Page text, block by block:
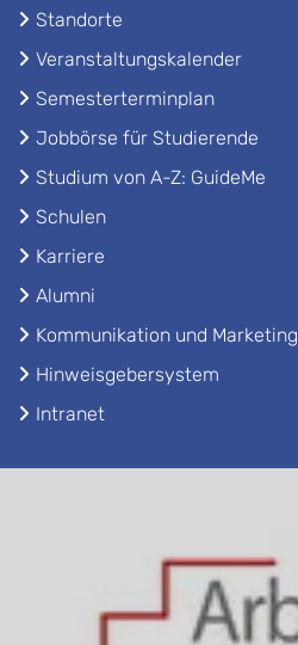
Standorte
Veranstaltungskalender
Semesterterminplan
Jobbörse für Studierende
Studium von A-Z: GuideMe
Schulen
Karriere
Alumni
Kommunikation und Marketing
Hinweisgebersystem
Intranet